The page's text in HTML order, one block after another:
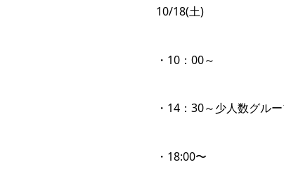
10/18(土)
・10：00～
・14：30～少人数グル
・18:00〜